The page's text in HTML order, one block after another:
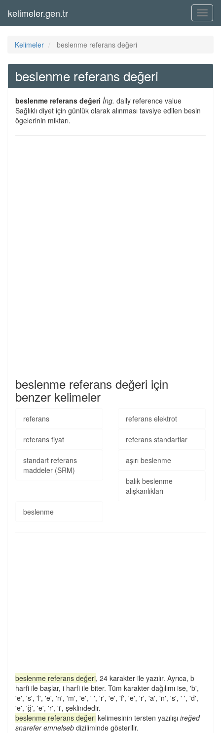
Menü
kelimeler.gen.tr
Kelimeler beslenme referans değeri
beslenme referans değeri
beslenme referans değeri İng. daily reference value
Sağlıklı diyet için günlük olarak alınması tavsiye edilen besin
ögelerinin miktarı.
beslenme referans değeri için
benzer kelimeler
referans referans elektrot
referans fiyat referans standartlar
standart referans
maddeler (SRM)
aşırı beslenme
balık beslenme
alışkanlıkları
beslenme
beslenme referans değeri, 24 karakter ile yazılır. Ayrıca, b
harfi ile başlar, i harfi ile biter. Tüm karakter dağılımı ise, 'b',
'e', 's', 'l', 'e', 'n', 'm', 'e', ' ', 'r', 'e', 'f', 'e', 'r', 'a', 'n', 's', ' ', 'd',
'e', 'ğ', 'e', 'r', 'i', şeklindedir.
beslenme referans değeri kelimesinin tersten yazılışı ireğed
snarefer emnelseb diziliminde gösterilir.